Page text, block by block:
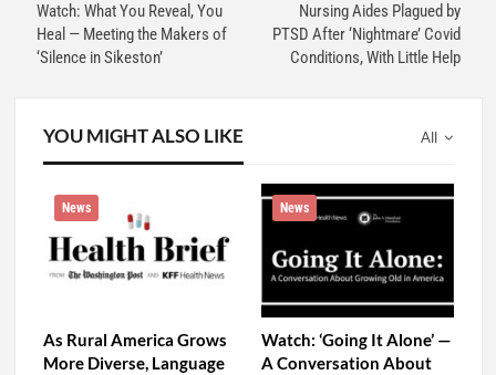
Watch: What You Reveal, You
Heal — Meeting the Makers of
‘Silence in Sikeston’
Nursing Aides Plagued by
PTSD After ‘Nightmare’ Covid
Conditions, With Little Help
All
YOU MIGHT ALSO LIKE
News
As Rural America Grows
More Diverse, Language
News
Watch: ‘Going It Alone’ —
A Conversation About